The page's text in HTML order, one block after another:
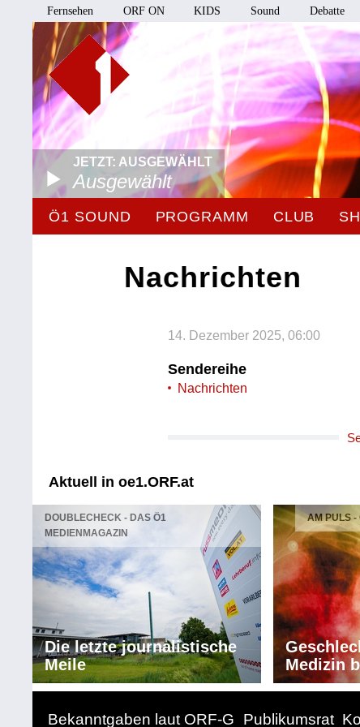
Fernsehen ORF ON KIDS Sound Debatte
JETZT: AUSGEWÄHLT
Ausgewählt
Ö1 SOUND PROGRAMM CLUB
Nachrichten
14. Dezember 2025, 06:00
Sendereihe
Nachrichten
Aktuell in oe1.ORF.at
DOUBLECHECK - DAS Ö1
MEDIENMAGAZIN
Die letzte journalistische
Meile
AM PULS -
Medizin
Bekanntgaben laut ORF-G Publikumsrat